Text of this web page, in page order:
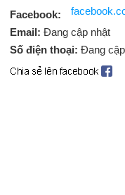
Facebook:
Email: Đang cập nhật
Số điện thoại: Đang